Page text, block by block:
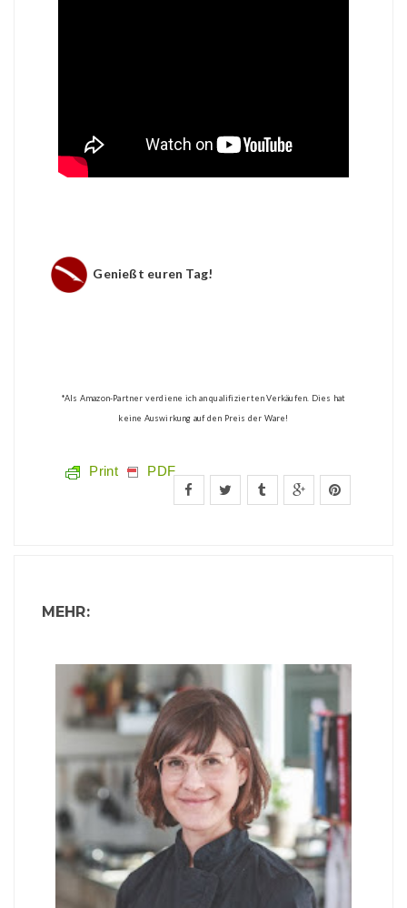
Genießt euren Tag!
*Als Amazon-Partner verdiene ich an qualifizierten Verkäufen. Dies hat
keine Auswirkung auf den Preis der Ware!
Print PDF
MEHR: